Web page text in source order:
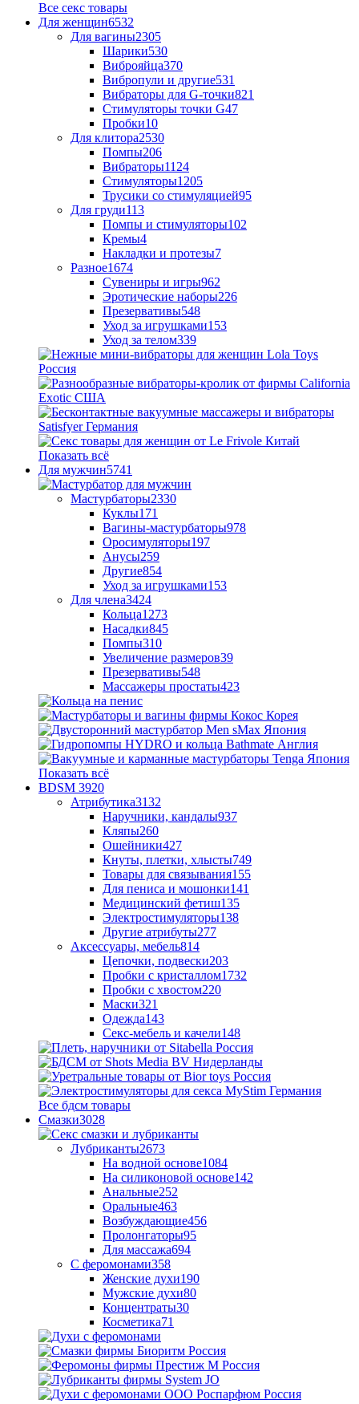
Все секс товары
Для женщин6532
Для вагины2305
Шарики530
Виброяйца370
Вибропули и другие531
Вибраторы для G-точки821
Стимуляторы точки G47
Пробки10
Для клитора2530
Помпы206
Вибраторы1124
Стимуляторы1205
Трусики со стимуляцией95
Для груди113
Помпы и стимуляторы102
Кремы4
Накладки и протезы7
Разное1674
Сувениры и игры962
Эротические наборы226
Презервативы548
Уход за игрушками153
Уход за телом339
Показать всё
Для мужчин5741
Мастурбаторы2330
Куклы171
Вагины-мастурбаторы978
Оросимуляторы197
Анусы259
Другие854
Уход за игрушками153
Для члена3424
Кольца1273
Насадки845
Помпы310
Увеличение размеров39
Презервативы548
Массажеры простаты423
Показать всё
BDSM 3920
Атрибутика3132
Наручники, кандалы937
Кляпы260
Ошейники427
Кнуты, плетки, хлысты749
Товары для связывания155
Для пениса и мошонки141
Медицинский фетиш135
Электростимуляторы138
Другие атрибуты277
Аксессуары, мебель814
Цепочки, подвески203
Пробки с кристаллом1732
Пробки с хвостом220
Маски321
Одежда143
Секс-мебель и качели148
Все бдсм товары
Смазки3028
Лубриканты2673
На водной основе1084
На силиконовой основе142
Анальные252
Оральные463
Возбуждающие456
Пролонгаторы95
Для массажа694
С феромонами358
Женские духи190
Мужские духи80
Концентраты30
Косметика71